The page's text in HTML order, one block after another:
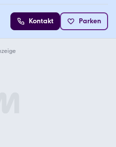
Kontakt Parken